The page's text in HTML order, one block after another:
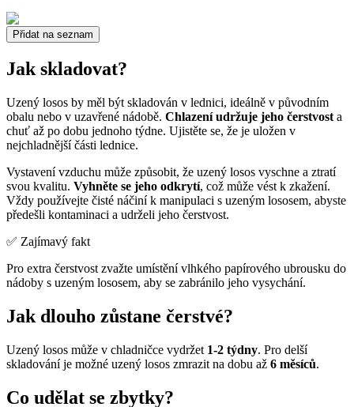
Přidat na seznam
Jak skladovat?
Uzený losos by měl být skladován v lednici, ideálně v původním
obalu nebo v uzavřené nádobě. Chlazení udržuje jeho čerstvost a
chuť až po dobu jednoho týdne. Ujistěte se, že je uložen v
nejchladnější části lednice.
Vystavení vzduchu může způsobit, že uzený losos vyschne a ztratí
svou kvalitu. Vyhněte se jeho odkrytí, což může vést k zkažení.
Vždy používejte čisté náčiní k manipulaci s uzeným lososem, abyste
předešli kontaminaci a udrželi jeho čerstvost.
✅ Zajímavý fakt
Pro extra čerstvost zvažte umístění vlhkého papírového ubrousku do
nádoby s uzeným lososem, aby se zabránilo jeho vysychání.
Jak dlouho zůstane čerstvé?
Uzený losos může v chladničce vydržet 1-2 týdny. Pro delší
skladování je možné uzený losos zmrazit na dobu až 6 měsíců.
Co udělat se zbytky?